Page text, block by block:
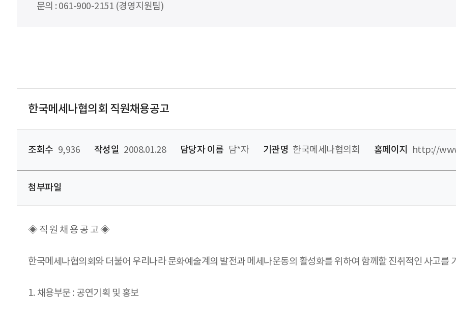
문의 : 061-900-2151 (경영지원팀)
한국메세나협의회 직원채용공고
조회수 9,936 작성일 2008.01.28 담당자 이름 담*자 기관명 한국메세나협의회 홈페이지 http://
첨부파일
◈ 직 원 채 용 공 고 ◈
한국메세나협의회와 더불어 우리나라 문화예술계의 발전과 메세나운동의 활성화를 위하여 함께할 진취적인 사고를
1. 채용부문 : 공연기획 및 홍보